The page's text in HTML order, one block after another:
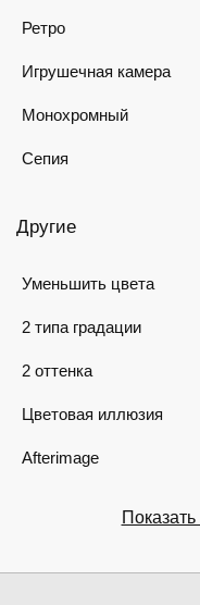
Ретро
Игрушечная камера
Монохромный
Сепия
Другие
Уменьшить цвета
2 типа градации
2 оттенка
Цветовая иллюзия
Afterimage